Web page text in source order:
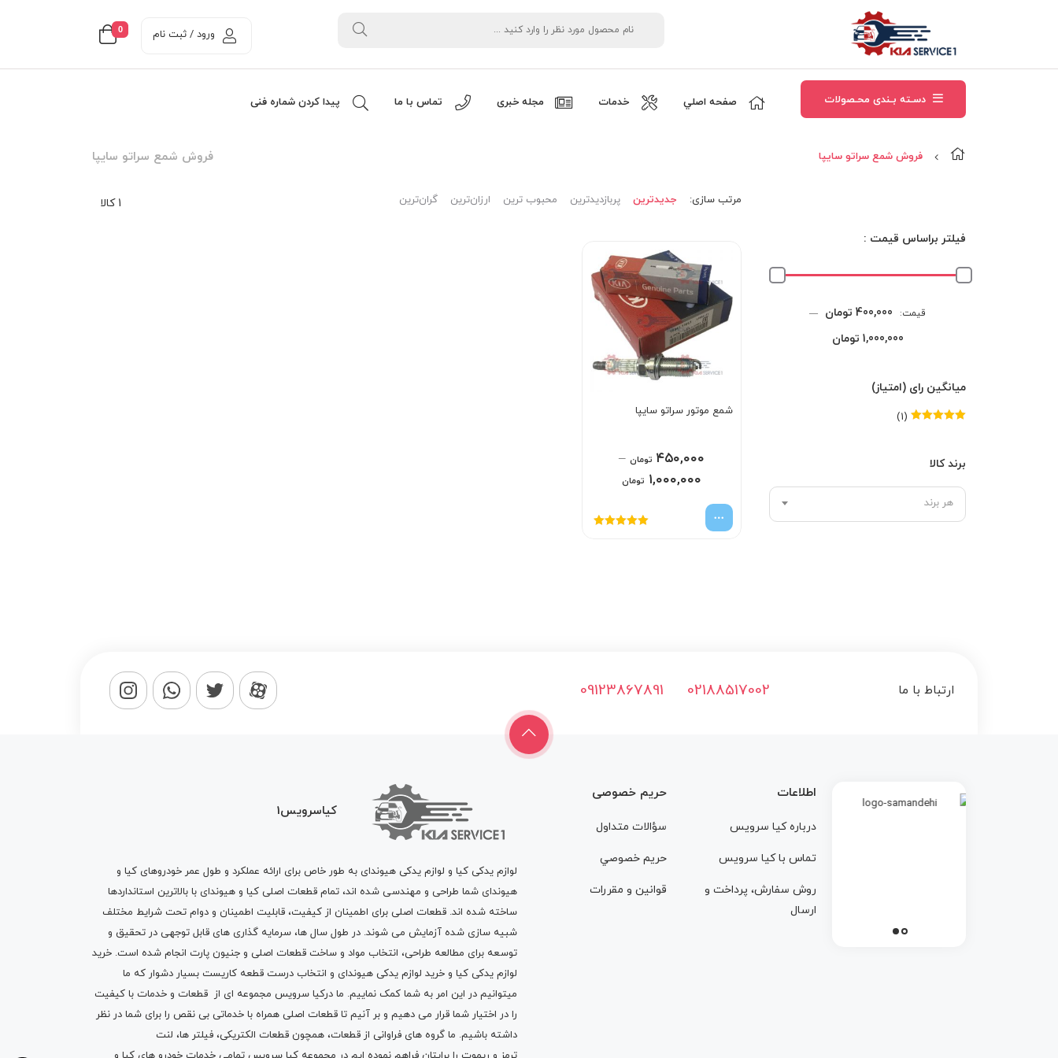
0 ورود / ثبت نام
دسـته بـندی محـصولات صفحه اصلي خدمات مجله خبری تماس با ما پیدا کردن شماره فنی
فروش شمع سراتو سايپا فروش شمع سراتو سايپا
فیلتر براساس قیمت :
حداقل
قیمت
حداکثر
قیمت
قیمت: 400,000 تومان —
1,000,000 تومان
میانگین رای (امتیاز)
(1)
برند کالا
هر برند
1 کالا مرتب‌ سازی: جدیدترین پربازدیدترین محبوب ترین ارزان‌ترین گران‌ترین
شمع موتور سراتو سایپا
۴۵۰,۰۰۰ تومان –
۱,۰۰۰,۰۰۰ تومان
ارتباط با ما 09123867891 02188517002
اطلاعات
درباره کيا سرويس
تماس با کيا سرويس
روش سفارش، پرداخت و
ارسال
حریم خصوصی
سؤالات متداول
حريم خصوصي
قوانين و مقررات
کیاسرویس1
لوازم یدکی کیا و لوازم یدکی هیوندای به طور خاص برای ارائه عملکرد و طول عمر خودروهای کیا و
هیوندای شما طراحی و مهندسی شده اند، تمام قطعات اصلی کیا و هیوندای با بالاترین استانداردها
ساخته شده اند. قطعات اصلی برای اطمینان از کیفیت، قابلیت اطمینان و دوام تحت شرایط مختلف
شبیه سازی شده آزمایش می شوند. در طول سال ها، سرمایه گذاری های قابل توجهی در تحقیق و
توسعه برای مطالعه طراحی، انتخاب مواد و ساخت قطعات اصلی و جنیون پارت انجام شده است. خرید
لوازم یدکی کیا و خرید لوازم یدکی هیوندای و انتخاب درست قطعه کاریست بسیار دشوار که ما
میتوانیم در این امر به شما کمک نماییم. ما درکیا سرویس مجموعه ای از قطعات و خدمات با کیفیت
را در اختیار شما قرار می دهیم و بر آنیم تا قطعات اصلی همراه با خدماتی بی نقص را برای شما در نظر
داشته باشیم. ما گروه های فراوانی از قطعات، همچون قطعات الکتریکی، فیلتر ها، لنت